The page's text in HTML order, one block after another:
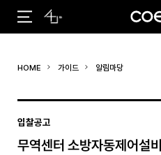
#코엑스 전시 #행사
HOME 가이드 알림마당
입찰공고
무역센터 소방자동제어설